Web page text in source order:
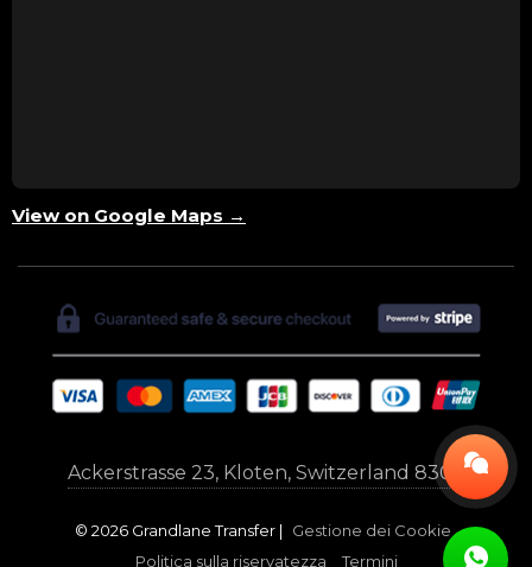
View on Google Maps →
Ackerstrasse 23, Kloten, Switzerland 8302
© 2026 Grandlane Transfer |
Gestione dei Cookie
Politica sulla riservatezza
Termini